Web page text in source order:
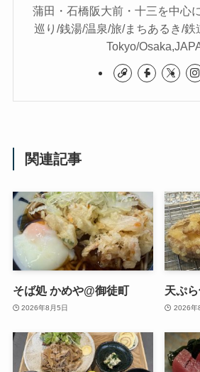
蒲田・石橋阪大前・十三を中心
巡り/銭湯/温泉/旅/まちあるき/鉄
Tokyo/
関連記事
そば処 かめや@御徒町
2026年8月5日
天ぷ
2026年